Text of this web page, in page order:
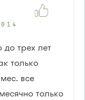
до трех лет
только
все
только